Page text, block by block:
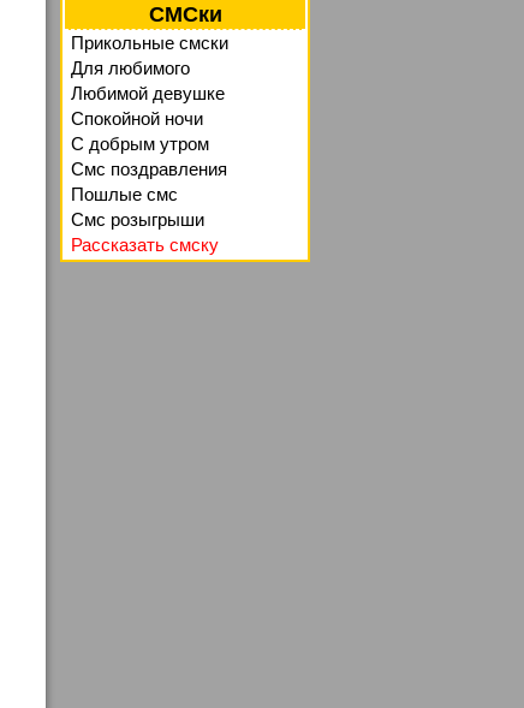
СМСки
Прикольные смски
Для любимого
Любимой девушке
Спокойной ночи
C добрым утром
Смс поздравления
Пошлые смс
Смс розыгрыши
Рассказать смску